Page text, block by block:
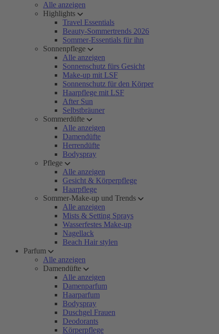
Alle anzeigen
Highlights
Travel Essentials
Beauty-Sommertrends 2026
Sommer-Essentials für ihn
Sonnenpflege
Alle anzeigen
Sonnenschutz fürs Gesicht
Make-up mit LSF
Sonnenschutz für den Körper
Haarpflege mit LSF
After Sun
Selbstbräuner
Sommerdüfte
Alle anzeigen
Damendüfte
Herrendüfte
Bodyspray
Pflege
Alle anzeigen
Gesicht & Körperpflege
Haarpflege
Sommer-Make-up und Trends
Alle anzeigen
Mists & Setting Sprays
Wasserfestes Make-up
Nagellack
Beach Hair stylen
Parfum
Alle anzeigen
Damendüfte
Alle anzeigen
Damenparfum
Haarparfum
Bodyspray
Duschgel Frauen
Deodorants
Körperpflege